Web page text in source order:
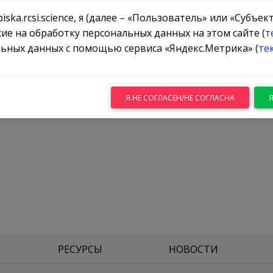
издательская компания, выпускающая
которых охватывает области
to Open (S20), что позволяет обеспечивать
РЕСУРСЫ НОВОСТИ
я (далее – «Пользователь» или
на обработку персональных данных на этом сайте (
данных с помощью сервиса «Яндекс.Метрика» (
Я НЕ СОГЛАСЕН/НЕ СОГЛАСНА